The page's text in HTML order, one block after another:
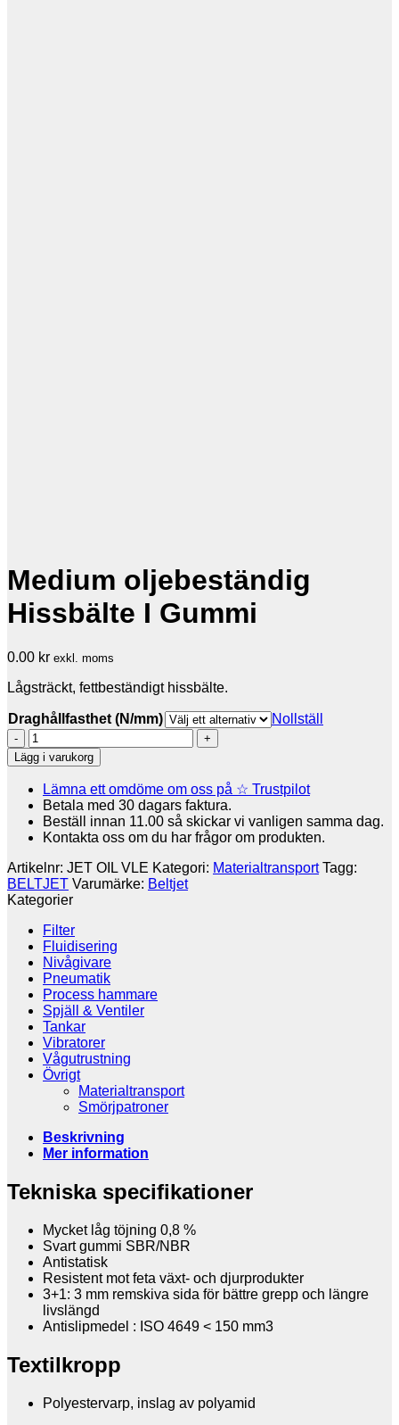
Medium oljebeständig
Hissbälte I Gummi
0.00 kr exkl. moms
Lågsträckt, fettbeständigt hissbälte.
Draghållfasthet (N/mm)
Nollställ
Medium
oljebeständig
Hissbälte
Gummi
mängd
Lägg i varukorg
Lämna ett omdöme om oss på ☆ Trustpilot
Betala med 30 dagars faktura.
Beställ innan 11.00 så skickar vi vanligen samma dag.
Kontakta oss om du har frågor om produkten.
Artikelnr: JET OIL VLE Kategori: Materialtransport Tagg:
BELTJET Varumärke: Beltjet
Kategorier
Filter
Fluidisering
Nivågivare
Pneumatik
Process hammare
Spjäll & Ventiler
Tankar
Vibratorer
Vågutrustning
Övrigt
Materialtransport
Smörjpatroner
Beskrivning
Mer information
Tekniska specifikationer
Mycket låg töjning 0,8 %
Svart gummi SBR/NBR
Antistatisk
Resistent mot feta växt- och djurprodukter
3+1: 3 mm remskiva sida för bättre grepp och längre
livslängd
Antislipmedel : ISO 4649 < 150 mm3
Textilkropp
Polyestervarp, inslag av polyamid